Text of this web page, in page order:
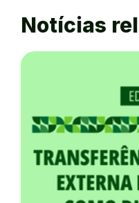
Notícias